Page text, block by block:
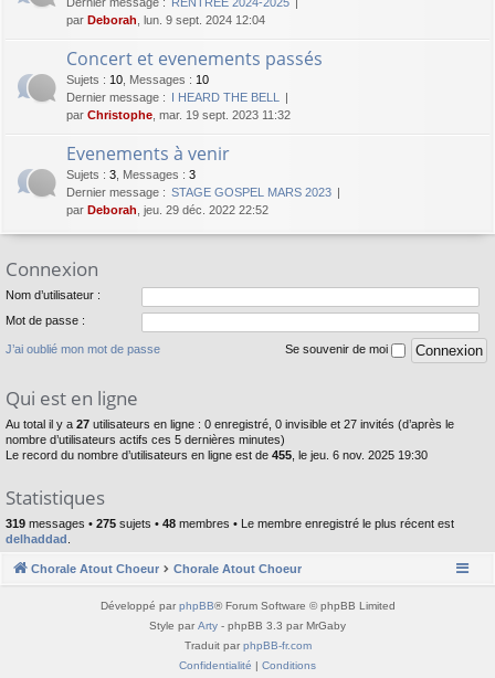
par Deborah , lun. 9 sept. 2024 12:04
Concert et evenements passés
Sujets : 10 Messages : 10
Dernier message : I HEARD THE BELL
par Christophe , mar. 19 sept. 2023 11:32
Evenements à venir
Sujets : 3 Messages : 3
Dernier message : STAGE GOSPEL MARS 2023
par Deborah , jeu. 29 déc. 2022 22:52
Connexion
Nom d’utilisateur :
Mot de passe :
J’ai oublié mon mot de passe Se souvenir de moi
Qui est en ligne
Au total il y a 27 utilisateurs en ligne : 0 enregistré, 0 invisible et 27 invités (d’après le
nombre d’utilisateurs actifs ces 5 dernières minutes)
Le record du nombre d’utilisateurs en ligne est de 455 , le jeu. 6 nov. 2025 19:30
Statistiques
319 messages • 275 sujets • 48 membres • Le membre enregistré le plus récent est
delhaddad
Chorale Atout Choeur Chorale Atout Choeur
Développé par phpBB® Forum Software © phpBB Limited
Style par Arty - phpBB 3.3 par MrGaby
Traduit par phpBB-fr.com
Confidentialité
Conditions